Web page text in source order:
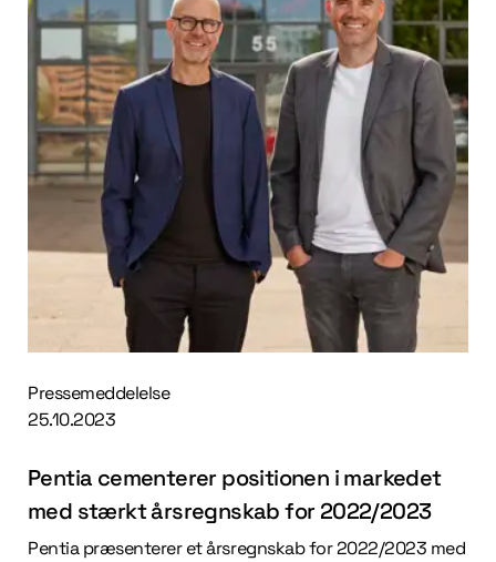
Pressemeddelelse
25.10.2023
Pentia cementerer positionen i markedet
med stærkt årsregnskab for 2022/2023
Pentia præsenterer et årsregnskab for 2022/2023 med